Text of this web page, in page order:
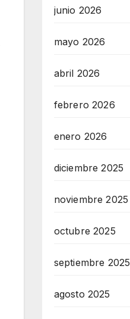
junio 2026
mayo 2026
abril 2026
febrero 2026
enero 2026
diciembre 2025
noviembre 2025
octubre 2025
septiembre 2025
agosto 2025